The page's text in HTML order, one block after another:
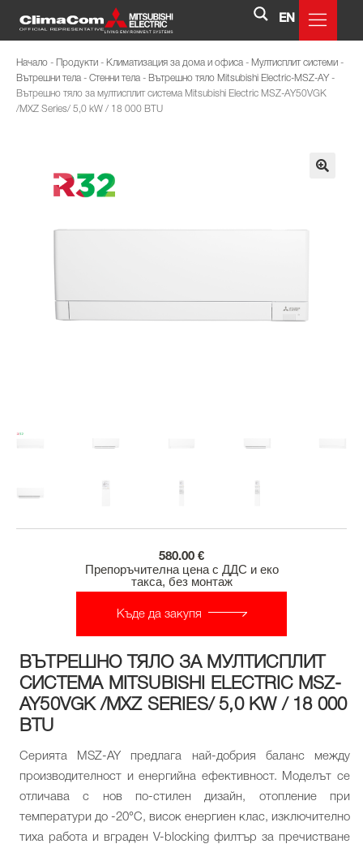
EN
Начало - Продукти - Климатизация за дома и офиса - Мултисплит системи -
Вътрешни тела - Стенни тела - Вътрешно тяло Mitsubishi Electric-MSZ-AY -
Вътрешно тяло за мултисплит система Mitsubishi Electric MSZ-AY50VGK
/MXZ Series/ 5,0 kW / 18 000 BTU
580.00 €
Препоръчителна цена с ДДС и еко
такса, без монтаж
Къде да закупя
ВЪТРЕШНО ТЯЛО ЗА МУЛТИСПЛИТ
СИСТЕМА MITSUBISHI ELECTRIC MSZ-
AY50VGK /MXZ SERIES/ 5,0 KW / 18 000
BTU
Серията MSZ-AY предлага най-добрия баланс между
производителност и енергийна ефективност. Моделът се
отличава с нов по-стилен дизайн, отопление при
температури до -20°C, висок енергиен клас, изключително
тиха работа и вграден V-blocking филтър за пречистване